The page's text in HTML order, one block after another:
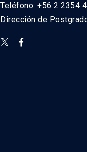
Teléfono: +56 2 2354
Dirección de